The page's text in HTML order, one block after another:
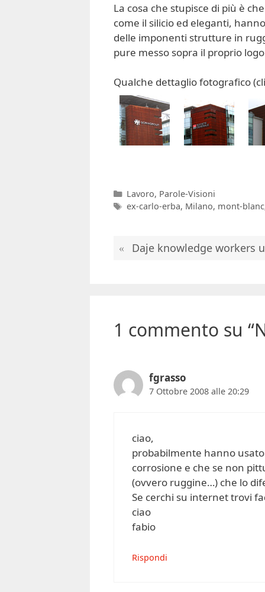
La cosa che stupisce di più è
come il silicio ed eleganti,
delle imponenti strutture in
pure messo sopra il proprio
Qualche dettaglio fotografico
Categorie
Lavoro, Parole-Visioni
Tag
ex-carlo-erba, Milano, mont-blanc
Daje knowledge workers
1 commento su
fgrasso
7 Ottobre 2008 alle 20:29
ciao,
probabilmente hanno
corrosione e che se non
(ovvero ruggine…) che lo
Se cerchi su internet trovi
ciao
fabio
Rispondi